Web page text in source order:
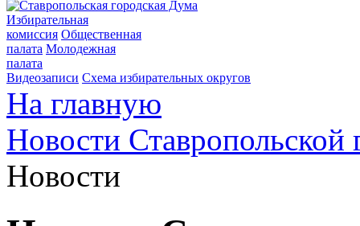
Избирательная
комиссия Общественная
палата Молодежная
палата
Видеозаписи Схема избирательных округов
На главную
Новости
Новости